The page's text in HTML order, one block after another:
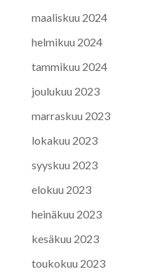
maaliskuu 2024
helmikuu 2024
tammikuu 2024
joulukuu 2023
marraskuu 2023
lokakuu 2023
syyskuu 2023
elokuu 2023
heinäkuu 2023
kesäkuu 2023
toukokuu 2023